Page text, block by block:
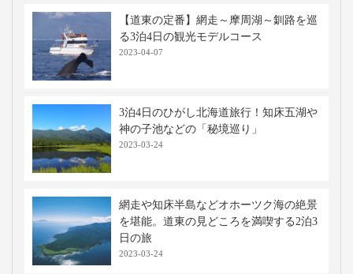
【道東の定番】網走～摩周湖～釧路を巡
る3泊4日の観光モデルコース
2023-04-07
3泊4日のひがし北海道旅行！知床五湖や
神の子池などの「秘境巡り」
2023-03-24
網走や知床半島などオホーツク海の絶景
を堪能。道東の見どころを満喫する2泊3
日の旅
2023-03-24